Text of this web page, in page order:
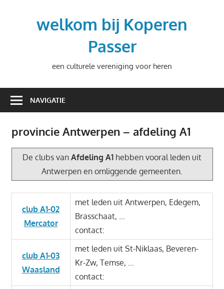
welkom bij Koperen
Passer
een culturele vereniging voor heren
NAVIGATIE
provincie Antwerpen – afdeling A1
De clubs van Afdeling A1 hebben vooral leden uit
Antwerpen en omliggende gemeenten.
club A1-02
Mercator
met leden uit Antwerpen, Edegem,
Brasschaat, …
contact:
club A1-03
Waasland
met leden uit St-Niklaas, Beveren-
Kr-Zw, Temse, …
contact: